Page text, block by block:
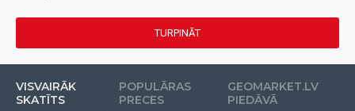
TURPINĀT
VISVAIRĀK
SKATĪTS
POPULĀRAS
PRECES
GEOMARKET.LV
PIEDĀVĀ